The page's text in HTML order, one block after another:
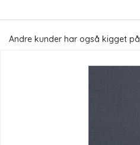
Andre kunder har også kigget på